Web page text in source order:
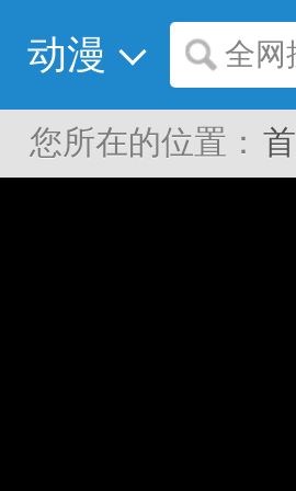
动漫 全网
您所在的位置：